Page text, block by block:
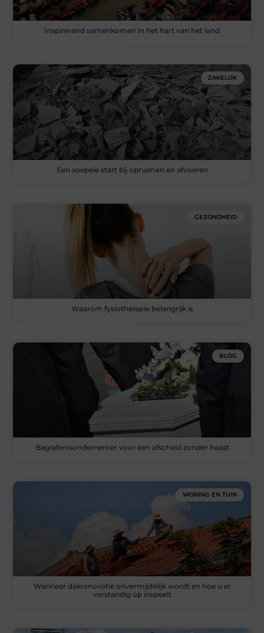
Inspirerend samenkomen in het hart van het land
ZAKELIJK
Een soepele start bij opruimen en afvoeren
GEZONDHEID
Waarom fysiotherapie belangrijk is
BLOG
Begrafenisondernemer voor een afscheid zonder haast
WONING EN TUIN
Wanneer dakrenovatie onvermijdelijk wordt en hoe u er
verstandig op inspeelt